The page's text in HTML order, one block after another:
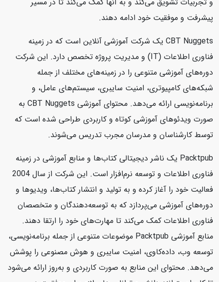
پیشرفت و موفقیت خود ادامه دهند.
CBT Nuggets یک شرکت آموزشی آنلاین است که در زمینه
فناوری اطلاعات (IT) و مدیریت پروژه تخصص دارد. این شرکت
دوره‌های آموزشی متنوعی را در زمینه‌های مختلف از جمله
شبکه‌های کامپیوتری، امنیت سایبری، سیستم‌های عامل، و
برنامه‌نویسی ارائه می‌دهد. محتوای آموزشی CBT Nuggets به
صورت ویدئوهای آموزشی کوتاه و کاربردی طراحی شده است که
توسط کارشناسان و مدرسان مجرب تدریس می‌شوند.
Packtpub یک ناشر دیجیتالی کتاب‌ها و منابع آموزشی در زمینه
فناوری اطلاعات و توسعه نرم‌افزار است. این شرکت از سال 2004
فعالیت خود را آغاز کرده و به تولید و انتشار کتاب‌ها، ویدیوها و
دوره‌های آموزشی می‌پردازد که به توسعه‌دهندگان و متخصصان
فناوری اطلاعات کمک می‌کند تا مهارت‌های خود را ارتقا دهند.
منابع آموزشی Packtpub موضوعات متنوعی از جمله برنامه‌نویسی،
توسعه وب، داده‌کاوی، امنیت سایبری و هوش مصنوعی را پوشش
می‌دهد. محتوای این منابع به صورت کاربردی و به‌روز ارائه می‌شود